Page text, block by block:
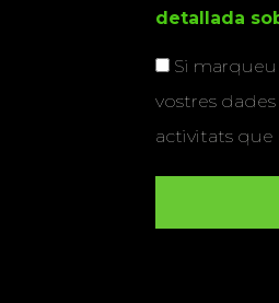
detallada
Si
vostres
activitats que